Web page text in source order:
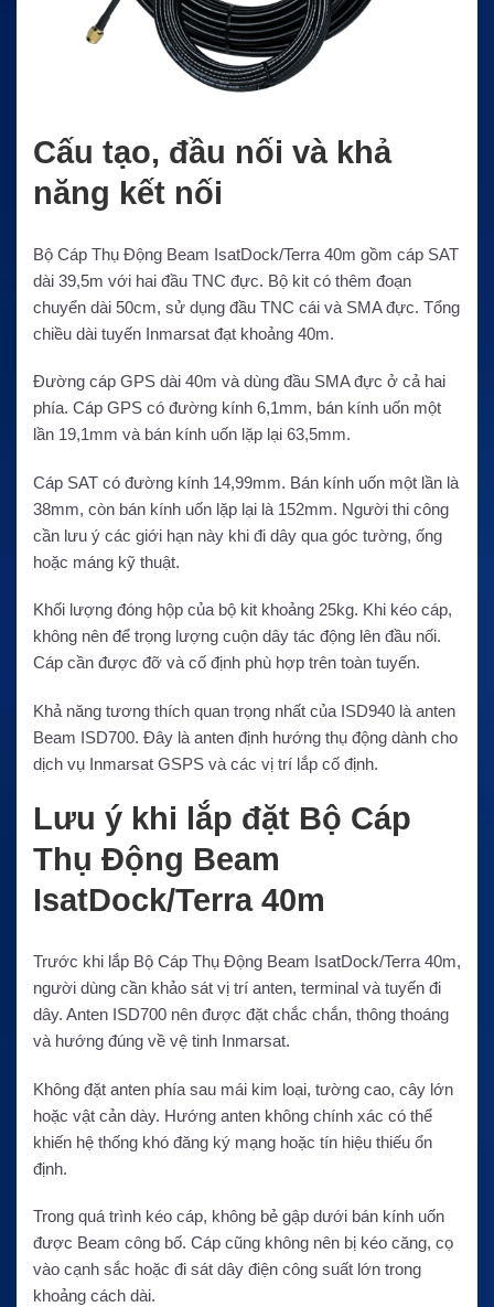
Cấu tạo, đầu nối và khả
năng kết nối
Bộ Cáp Thụ Động Beam IsatDock/Terra 40m gồm cáp SAT
dài 39,5m với hai đầu TNC đực. Bộ kit có thêm đoạn
chuyển dài 50cm, sử dụng đầu TNC cái và SMA đực. Tổng
chiều dài tuyến Inmarsat đạt khoảng 40m.
Đường cáp GPS dài 40m và dùng đầu SMA đực ở cả hai
phía. Cáp GPS có đường kính 6,1mm, bán kính uốn một
lần 19,1mm và bán kính uốn lặp lại 63,5mm.
Cáp SAT có đường kính 14,99mm. Bán kính uốn một lần là
38mm, còn bán kính uốn lặp lại là 152mm. Người thi công
cần lưu ý các giới hạn này khi đi dây qua góc tường, ống
hoặc máng kỹ thuật.
Khối lượng đóng hộp của bộ kit khoảng 25kg. Khi kéo cáp,
không nên để trọng lượng cuộn dây tác động lên đầu nối.
Cáp cần được đỡ và cố định phù hợp trên toàn tuyến.
Khả năng tương thích quan trọng nhất của ISD940 là anten
Beam ISD700. Đây là anten định hướng thụ động dành cho
dịch vụ Inmarsat GSPS và các vị trí lắp cố định.
Lưu ý khi lắp đặt Bộ Cáp
Thụ Động Beam
IsatDock/Terra 40m
Trước khi lắp Bộ Cáp Thụ Động Beam IsatDock/Terra 40m,
người dùng cần khảo sát vị trí anten, terminal và tuyến đi
dây. Anten ISD700 nên được đặt chắc chắn, thông thoáng
và hướng đúng về vệ tinh Inmarsat.
Không đặt anten phía sau mái kim loại, tường cao, cây lớn
hoặc vật cản dày. Hướng anten không chính xác có thể
khiến hệ thống khó đăng ký mạng hoặc tín hiệu thiếu ổn
định.
Trong quá trình kéo cáp, không bẻ gập dưới bán kính uốn
được Beam công bố. Cáp cũng không nên bị kéo căng, cọ
vào cạnh sắc hoặc đi sát dây điện công suất lớn trong
khoảng cách dài.